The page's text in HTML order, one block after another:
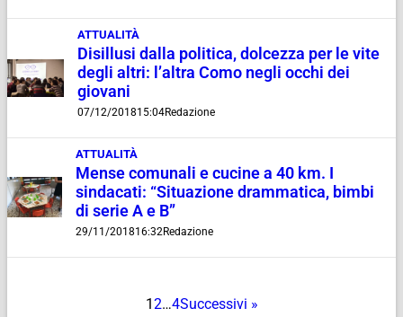
ATTUALITÀ
Disillusi dalla politica, dolcezza per le vite
degli altri: l’altra Como negli occhi dei
giovani
07/12/201815:04Redazione
ATTUALITÀ
Mense comunali e cucine a 40 km. I
sindacati: “Situazione drammatica, bimbi
di serie A e B”
29/11/201816:32Redazione
12…4Successivi »